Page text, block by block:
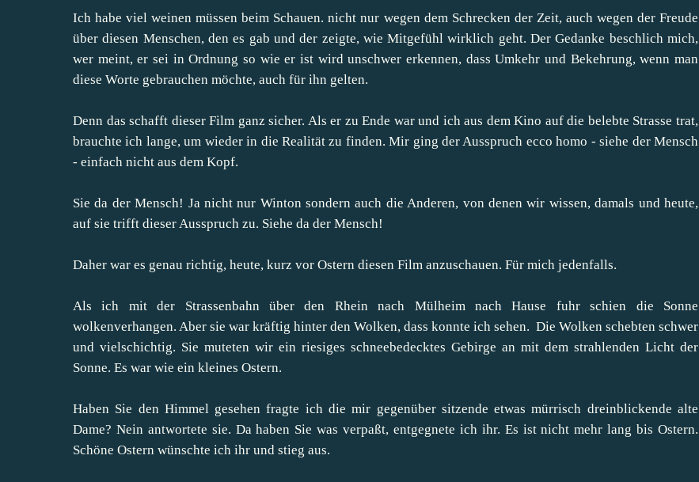
Ich habe viel weinen müssen beim Schauen. nicht nur wegen dem Schrecken der Zeit, auch wegen der Freude
über diesen Menschen, den es gab und der zeigte, wie Mitgefühl wirklich geht. Der Gedanke beschlich mich,
wer meint, er sei in Ordnung so wie er ist wird unschwer erkennen, dass Umkehr und Bekehrung, wenn man
diese Worte gebrauchen möchte, auch für ihn gelten.
Denn das schafft dieser Film ganz sicher. Als er zu Ende war und ich aus dem Kino auf die belebte Strasse trat,
brauchte ich lange, um wieder in die Realität zu finden. Mir ging der Ausspruch ecco homo - siehe der Mensch
- einfach nicht aus dem Kopf.
Sie da der Mensch! Ja nicht nur Winton sondern auch die Anderen, von denen wir wissen, damals und heute,
auf sie trifft dieser Ausspruch zu. Siehe da der Mensch!
Daher war es genau richtig, heute, kurz vor Ostern diesen Film anzuschauen. Für mich jedenfalls.
Als ich mit der Strassenbahn über den Rhein nach Mülheim nach Hause fuhr schien die Sonne
wolkenverhangen. Aber sie war kräftig hinter den Wolken, dass konnte ich sehen. Die Wolken schebten schwer
und vielschichtig. Sie muteten wir ein riesiges schneebedecktes Gebirge an mit dem strahlenden Licht der
Sonne. Es war wie ein kleines Ostern.
Haben Sie den Himmel gesehen fragte ich die mir gegenüber sitzende etwas mürrisch dreinblickende alte
Dame? Nein antwortete sie. Da haben Sie was verpaßt, entgegnete ich ihr. Es ist nicht mehr lang bis Ostern.
Schöne Ostern wünschte ich ihr und stieg aus.